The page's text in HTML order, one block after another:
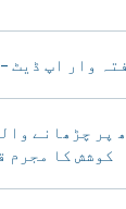
وار اپ ڈیٹ – ستمبر
پر چڑھانے
کوشش کا مجرم